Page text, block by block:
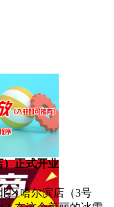
）正式开业
区哈尔滨店（3号